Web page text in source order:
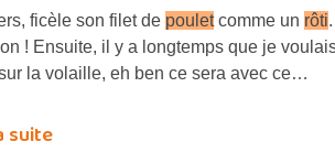
ficèle son filet de pouletcomme un rôti
! Ensuite, il y a longtemps que je
la volaille, eh ben ce sera avec ce…
suite